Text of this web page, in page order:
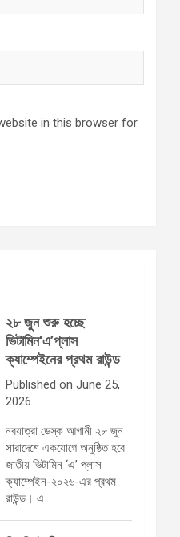
in this browser for
২৮ জুন শুরু হচ্ছে
ভিটামিন‘এ’প্লাস
ক্যাম্পেইনের প্রথম রাউন্ড
Published on June 25,
2026
নবযাত্রা ডেস্ক আগামী ২৮ জুন
সারাদেশে একযোগে অনুষ্ঠিত হবে
জাতীয় ভিটামিন ‘এ’ প্লাস
ক্যাম্পেইন-২০২৬-এর প্রথম
রাউন্ড। এ…